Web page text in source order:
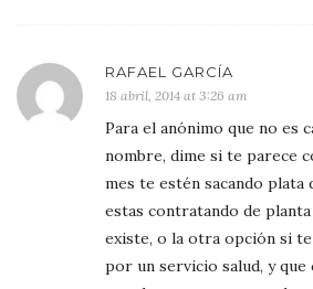
RAFAEL GARCÍA
18 abril, 2014 at 3:26 am
Para el anónimo que no es
nombre, dime si te parece
mes te estén sacando plata
estas contratando de
existe, o la otra opción si
por un servicio salud, y que